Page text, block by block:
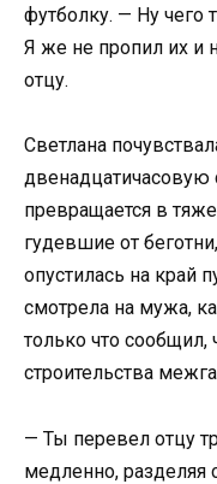
футболку. — Ну чего
Я же не пропил их и
отцу.
Светлана
двенадцатичасовую
превращается в
гудевшие от
опустилась на край
смотрела на мужа,
только что сообщил,
строительства
— Ты перевел отцу
медленно, разделяя